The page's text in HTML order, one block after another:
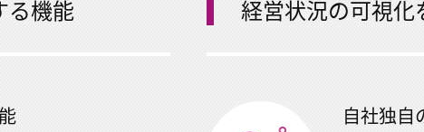
る機能 経営状況の可視化
自社独自